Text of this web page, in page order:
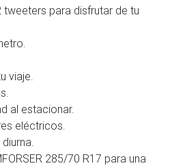
tweeters para disfrutar de tu
viaje.
al estacionar.
eléctricos.
285/70 R17 para una